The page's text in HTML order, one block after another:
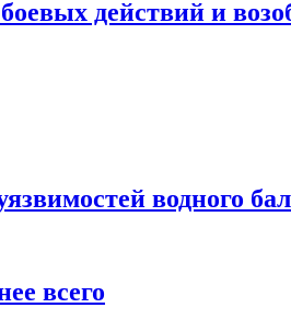
действий и
водного
всего